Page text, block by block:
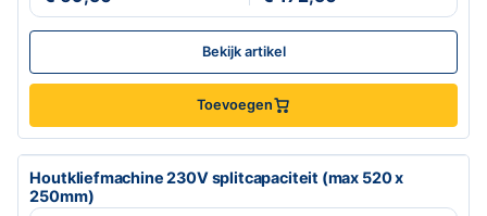
Bekijk artikel
Toevoegen
Houtkliefmachine 230V splitcapaciteit (max 520 x
250mm)